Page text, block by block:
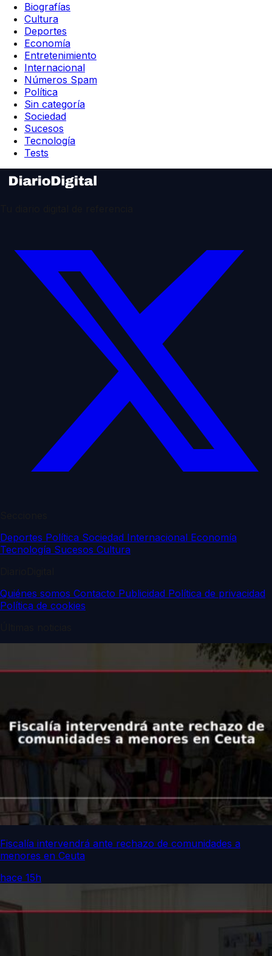
Biografías
Cultura
Deportes
Economía
Entretenimiento
Internacional
Números Spam
Política
Sin categoría
Sociedad
Sucesos
Tecnología
Tests
Deportes Política Sociedad Internacional Economía
Tecnología Sucesos Cultura
Quiénes somos Contacto Publicidad Política de privacidad
Política de cookies
Fiscalía intervendrá ante rechazo de comunidades a
menores en Ceuta
hace 15h